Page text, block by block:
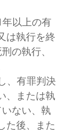
以上の有
は執行を終
の執行、
、有罪判決
、または執
ない、執
た後、また